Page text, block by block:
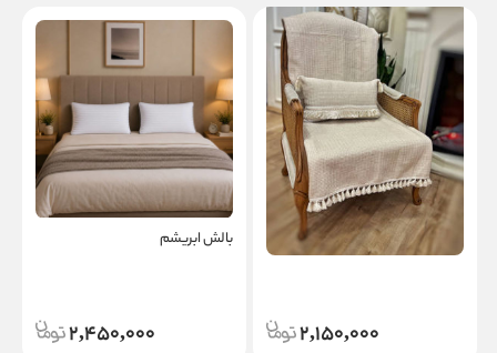
کاور مبل پیکه
2,150,000
بالش ابریشم
2,450,000